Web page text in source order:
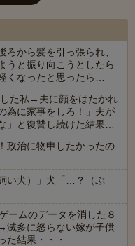
から髪を引っ張られ、
うと振り向こうとしたら
くなったと思ったら…
した私→夫に顔をはたかれ
為に家事をしろ！」夫が
」と復讐し続けた結果…
政治に物申したかったの
い犬）」犬「…？（ぷ
ームのデータを消した８
滅多に怒らない嫁が子供
た結果・・・